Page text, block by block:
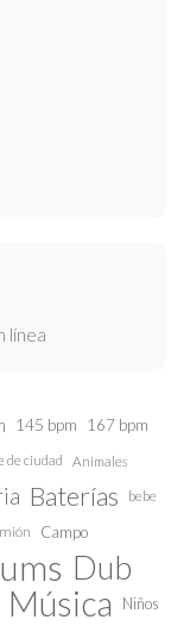
línea
145 bpm 167 bpm
de ciudad Animales
Baterías bebe
Campo
Dub
Música
Niños